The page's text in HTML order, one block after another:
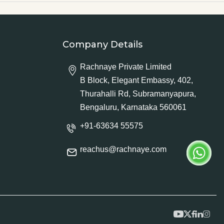
Company Details
Rachnaye Private Limited
B Block, Elegant Embassy, 402,
Thurahalli Rd, Subramanyapura,
Bengaluru, Karnataka 560061
+91-63634 55575
reachus@rachnaye.com